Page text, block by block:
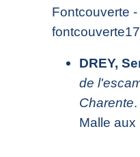
Fontcouverte
DREY,
de
Charente
Malle aux